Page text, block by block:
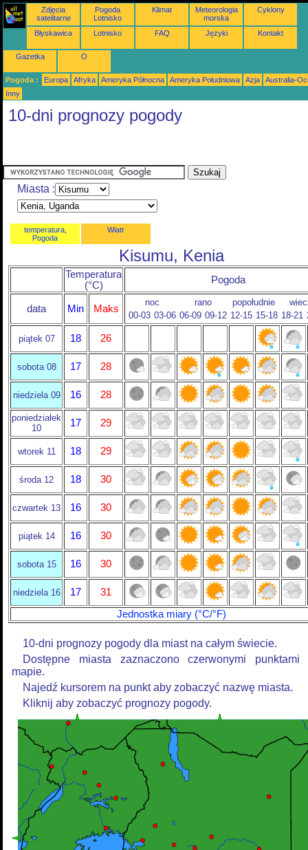
Zdjęcia
satelitarne
Pogoda
Lotnisko
Klimat
Meteorologia
morska
Cyklony
Błyskawica Lotnisko FAQ Języki Kontakt
Gazetka O
Pogoda : Europa Afryka Ameryka Północna Ameryka Południowa Azja
Australia-
Inny
10-dni prognozy pogody
Miasta :
temperatura,
Pogoda
Wiatr
Kisumu, Kenia
Temperatura
(°C)
Pogoda
data Min Maks
noc rano popołudnie
00-03 03-06 06-09 09-12 12-15 15-18 18-21
piątek 07 18 26
sobota 08 17 28
niedziela 09 16 28
poniedziałek
10
17 29
wtorek 11 18 29
środa 12 18 30
czwartek 13 16 30
piątek 14 16 30
sobota 15 16 30
niedziela 16 17
31
Jednostka miary (°C/°F)
10-dni prognozy pogody dla miast na całym świecie.
Dostępne miasta zaznaczono czerwonymi punktami
mapie.
Najedź kursorem na punkt aby zobaczyć nazwę miasta.
Kliknij aby zobaczyć prognozy pogody.